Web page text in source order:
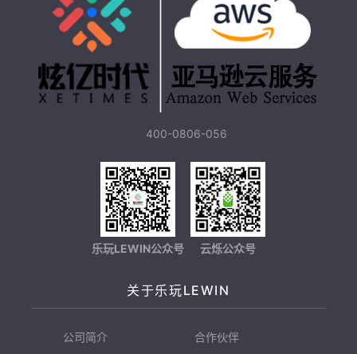
400-0806-056
乐玩LEWIN公众号 云烁公众号
关于乐玩LEWIN
公司简介
合作伙伴